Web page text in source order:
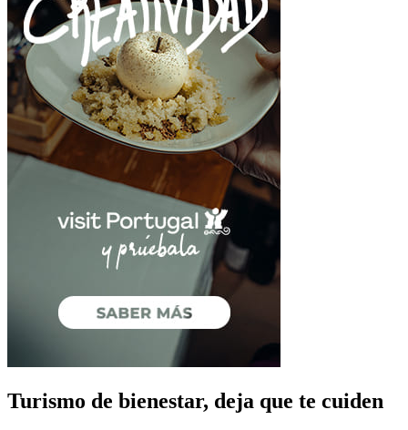
Turismo de bienestar, deja que te cuiden